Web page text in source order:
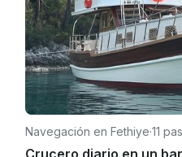
Navegación en Fethiye·11